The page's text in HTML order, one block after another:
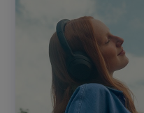
Fai del
A casa o in viaggio,
e mobile
2
generate dal tuo
utilizzo dei